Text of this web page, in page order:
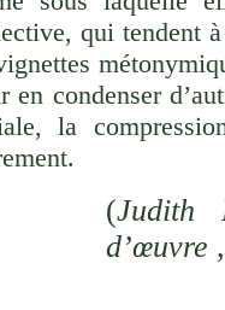
qui tendent
en condenser
la
(Judith
d’œuvre